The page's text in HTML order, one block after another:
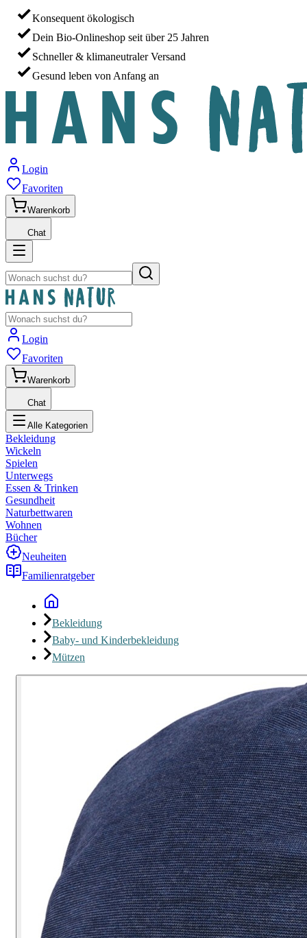
Konsequent ökologisch
Dein Bio-Onlineshop seit über 25 Jahren
Schneller & klimaneutraler Versand
Gesund leben von Anfang an
Login
Favoriten
Warenkorb
Chat
Login
Favoriten
Warenkorb
Chat
Alle Kategorien
Bekleidung
Wickeln
Spielen
Unterwegs
Essen & Trinken
Gesundheit
Naturbettwaren
Wohnen
Bücher
Neuheiten
Familienratgeber
Bekleidung
Baby- und Kinderbekleidung
Mützen